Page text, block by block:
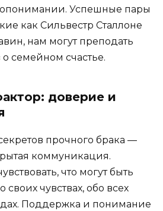
Успешные пары
как Сильвестр Сталлоне
нам могут преподать
семейном счастье.
доверие и
прочного брака —
коммуникация.
что могут быть
своих чувствах, обо всех
Поддержка и понимание